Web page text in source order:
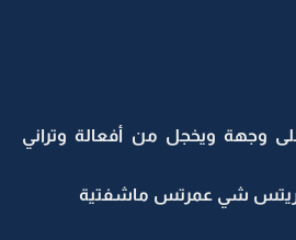
وجهة ويخجل من أفعالة وتراني
شي عمرتس ماشفتية